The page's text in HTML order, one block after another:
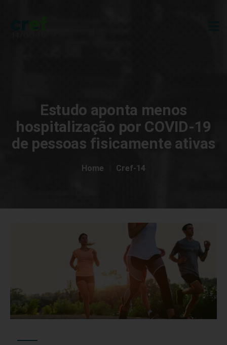
Estudo aponta menos
hospitalização por COVID-19
de pessoas fisicamente ativas
Home Cref-14